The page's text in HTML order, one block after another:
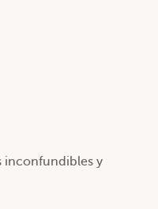
inconfundibles y